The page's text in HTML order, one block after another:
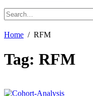
Home RFM
Tag: RFM